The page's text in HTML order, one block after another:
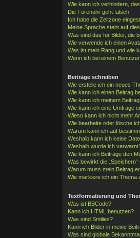
Wie kann ich verhindern,
Die Forenuhr geht falsch!
Ich habe die Zeitzone
Meine Sprache steht auf
Was sind das für Bilder, die
Wie verwende ich einen
Was ist mein Rang und wie
Wenn ich bei einem
Beiträge schreiben
Wie erstelle ich ein neues
Wie kann ich einen Beitrag
Wie kann ich meinem
Wie kann ich eine Umfrage
Wieso kann ich nicht mehr
Wie bearbeite oder lösche
Warum kann ich auf
Weshalb kann ich keine
Weshalb wurde ich
Wie kann ich Beiträge den
Was bewirkt die
Warum muss mein Beitrag
Wie markiere ich ein Thema
Textformatierung und
Was ist BBCode?
Kann ich HTML benutzen?
Was sind Smilies?
Kann ich Bilder in meine
Was sind globale